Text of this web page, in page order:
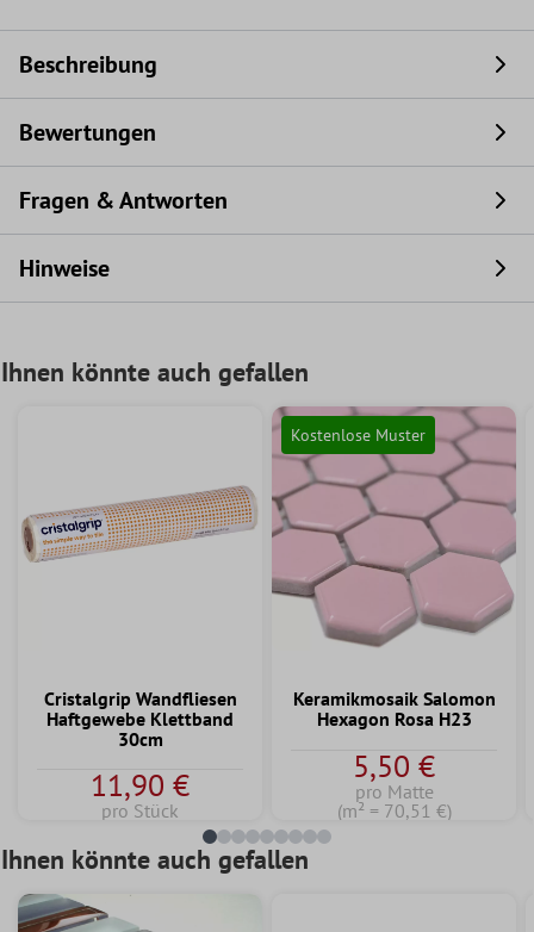
Beschreibung
Bewertungen
Fragen & Antworten
Hinweise
Ihnen könnte auch gefallen
Cristalgrip Wandfliesen
Haftgewebe Klettband
30cm
11,90 €
pro Stück
Kostenlose Muster
Keramikmosaik Salomon
Hexagon Rosa H23
5,50 €
pro Matte
(m² = 70,51 €)
Ihnen könnte auch gefallen